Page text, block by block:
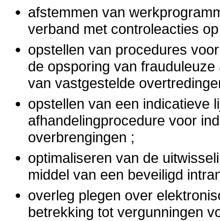
afstemmen van
verband met controleacties
opstellen van procedures
de opsporing van
van vastgestelde
opstellen van een indicatieve
afhandelingprocedure voor
overbrengingen ;
optimaliseren van de
middel van een beveiligd
overleg plegen over
betrekking tot vergunningen